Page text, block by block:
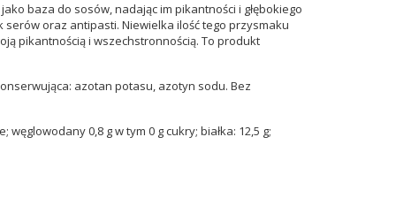
baza do sosów, nadając im pikantności i głębokiego
oraz antipasti. Niewielka ilość tego przysmaku
pikantnością i wszechstronnością. To produkt
azotan potasu, azotyn sodu. Bez
0,8 g w tym 0 g cukry; białka: 12,5 g;